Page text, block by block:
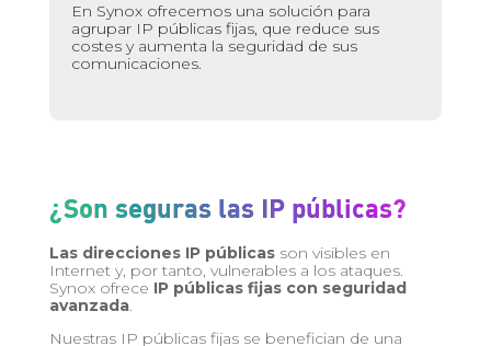
En Synox ofrecemos una solución para
agrupar IP públicas fijas, que reduce sus
costes y aumenta la seguridad de sus
comunicaciones.
¿Son seguras las IP públicas?
Las direcciones IP públicasson visibles en
Internet y, por tanto, vulnerables a los ataques.
Synox ofrece IP públicas fijas con seguridad
avanzada.
Nuestras IP públicas fijas se benefician de una